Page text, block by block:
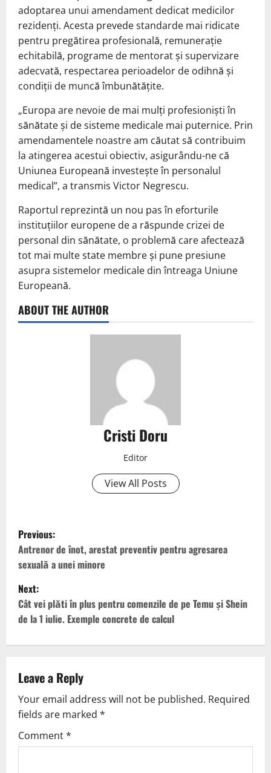
adoptarea unui amendament dedicat medicilor
rezidenți. Acesta prevede standarde mai ridicate
pentru pregătirea profesională, remunerație
echitabilă, programe de mentorat și supervizare
adecvată, respectarea perioadelor de odihnă și
condiții de muncă îmbunătățite.
„Europa are nevoie de mai mulți profesioniști în
sănătate și de sisteme medicale mai puternice. Prin
amendamentele noastre am căutat să contribuim
la atingerea acestui obiectiv, asigurându-ne că
Uniunea Europeană investește în personalul
medical”, a transmis Victor Negrescu.
Raportul reprezintă un nou pas în eforturile
instituțiilor europene de a răspunde crizei de
personal din sănătate, o problemă care afectează
tot mai multe state membre și pune presiune
asupra sistemelor medicale din întreaga Uniune
Europeană.
ABOUT THE AUTHOR
Cristi Doru
Editor
View All Posts
Previous:
Antrenor de înot, arestat preventiv pentru agresarea
sexuală a unei minore
Next:
Cât vei plăti în plus pentru comenzile de pe Temu și Shein
de la 1 iulie. Exemple concrete de calcul
Leave a Reply
Your email address will not be published. Required
fields are marked *
Comment*